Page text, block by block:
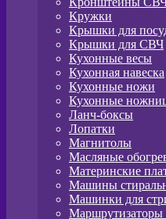
Кружки
Крышки для
Крышки для СВЧ
Кухонные весы
Кухонная навеска
Кухонные ножи
Кухонные
Ланч-боксы
Лопатки
Магнитолы
Масляные
Материнские
Машины
Машинки для
Маршрутизаторы